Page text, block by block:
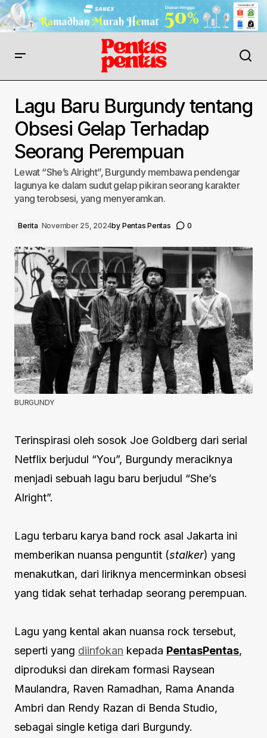
Lagu Baru Burgundy tentang
Obsesi Gelap Terhadap
Seorang Perempuan
Lewat “She’s Alright”, Burgundy membawa pendengar
lagunya ke dalam sudut gelap pikiran seorang karakter
yang terobsesi, yang menyeramkan.
Berita November 25, 2024by Pentas Pentas 0
BURGUNDY
Terinspirasi oleh sosok Joe Goldberg dari serial
Netflix berjudul “You”, Burgundy meraciknya
menjadi sebuah lagu baru berjudul “She’s
Alright”.
Lagu terbaru karya band rock asal Jakarta ini
memberikan nuansa penguntit (stalker) yang
menakutkan, dari liriknya mencerminkan obsesi
yang tidak sehat terhadap seorang perempuan.
Lagu yang kental akan nuansa rock tersebut,
seperti yang diinfokan kepada PentasPentas,
diproduksi dan direkam formasi Raysean
Maulandra, Raven Ramadhan, Rama Ananda
Ambri dan Rendy Razan di Benda Studio,
sebagai single ketiga dari Burgundy.